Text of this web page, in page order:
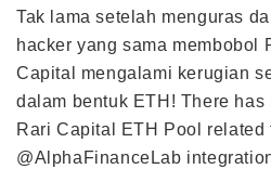
Tak lama setelah menguras
hacker yang sama membobol
Capital mengalami kerugian
dalam bentuk ETH! There
Rari Capital ETH Pool related
@AlphaFinanceLab